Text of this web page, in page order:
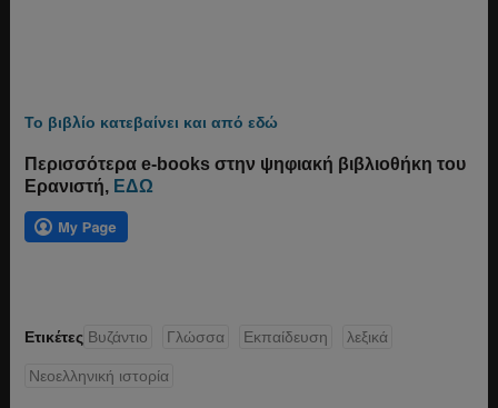
Το βιβλίο κατεβαίνει και από εδώ
Περισσότερα e-books στην ψηφιακή βιβλιοθήκη του
Ερανιστή, ΕΔΩ
Ετικέτες Βυζάντιο Γλώσσα Εκπαίδευση λεξικά
Νεοελληνική ιστορία